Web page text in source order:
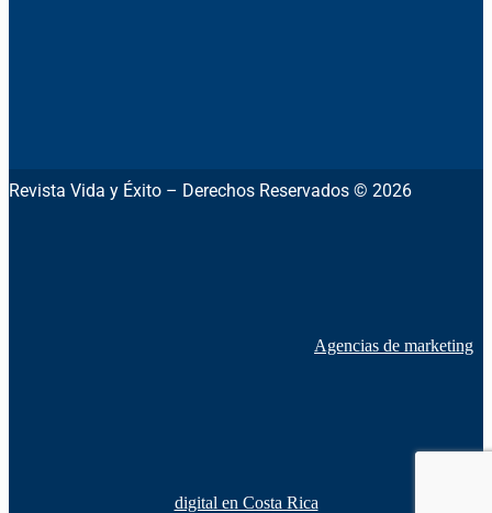
Revista Vida y Éxito – Derechos Reservados © 2026
Agencias de marketing
digital en Costa Rica